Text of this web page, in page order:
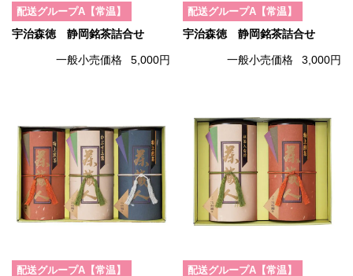
配送グループA【常温】
宇治森徳 静岡銘茶詰合せ
一般小売価格 5,000円
配送グループA【常温】
宇治森徳 静岡銘茶詰合せ
一般小売価格 3,000円
配送グループA【常温】
配送グループA【常温】